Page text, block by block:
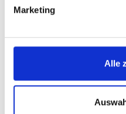
Marketing
Alle